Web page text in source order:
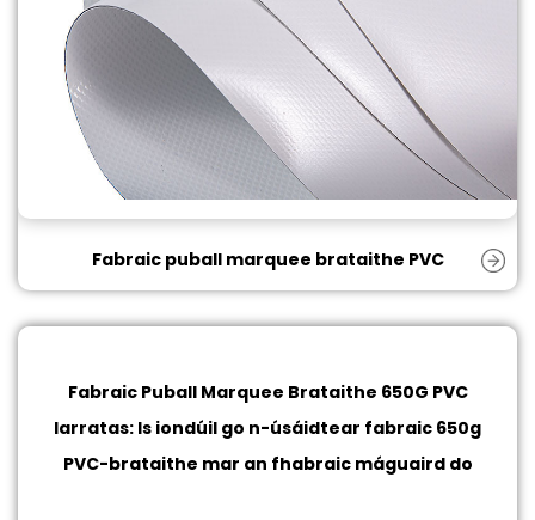
Fabraic puball marquee brataithe PVC
Fabraic Puball Marquee Brataithe 650G PVC
Iarratas: Is iondúil go n-úsáidtear fabraic 650g
PVC-brataithe mar an fhabraic máguaird do